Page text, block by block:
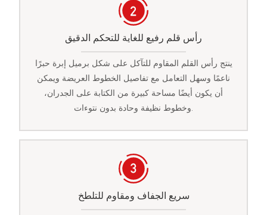
رأس قلم رفيع للغاية للتحكم الدقيق
ينتج رأس القلم المقاوم للتآكل على شكل برميل إبرة حبرًا
ناعمًا وسهل التعامل مع تفاصيل الخطوط العريضة ويمكن
أن يكون أيضًا مساحة كبيرة من الكتابة على الجدران،
وخطوط نظيفة وحادة بدون نتوءات.
سريع الجفاف ومقاوم للتلطخ